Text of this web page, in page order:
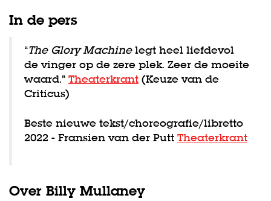
In de pers
“The Glory Machinelegt heel liefdevol
de vinger op de zere plek. Zeer de moeite
waard.” Theaterkrant (Keuze van de
Criticus)
Beste nieuwe tekst/choreografie/libretto
2022 - Fransien van der Putt Theaterkrant
Over Billy Mullaney